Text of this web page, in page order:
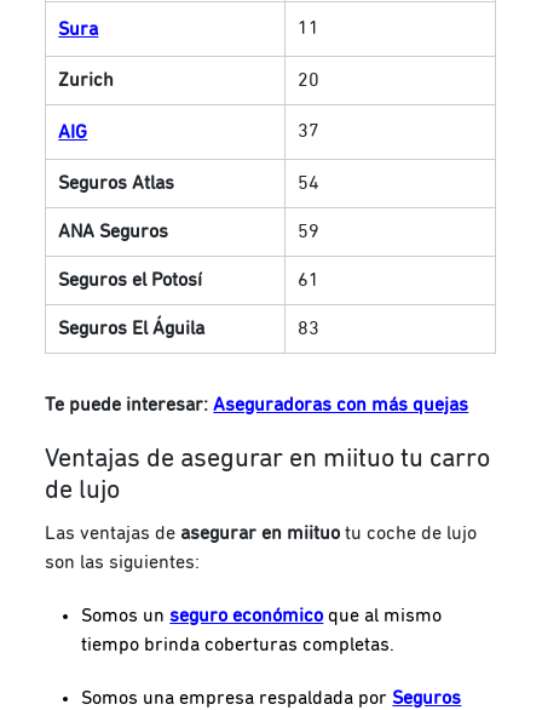
Sura 11
Zurich 20
AIG 37
Seguros Atlas 54
ANA Seguros 59
Seguros el Potosí 61
Seguros El Águila 83
Te puede interesar:Aseguradoras con más quejas
Ventajas de asegurar en miituo tu carro
de lujo
Las ventajas de asegurar en miituo tu coche de lujo
son las siguientes:
Somos un seguro económico que al mismo
tiempo brinda coberturas completas.
Somos una empresa respaldada por Seguros